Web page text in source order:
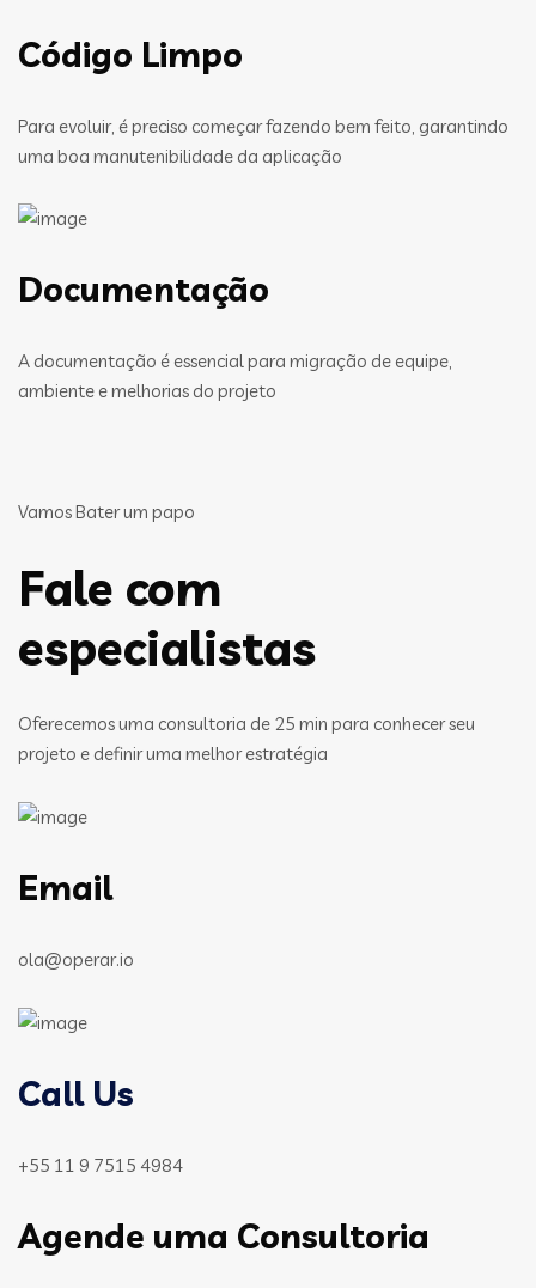
Código Limpo
Para evoluir, é preciso começar fazendo bem feito, garantindo
uma boa manutenibilidade da aplicação
Documentação
A documentação é essencial para migração de equipe,
ambiente e melhorias do projeto
Vamos Bater um papo
Fale com
especialistas
Oferecemos uma consultoria de 25 min para conhecer seu
projeto e definir uma melhor estratégia
Email
ola@operar.io
Call Us
+55 11 9 7515 4984
Agende uma Consultoria